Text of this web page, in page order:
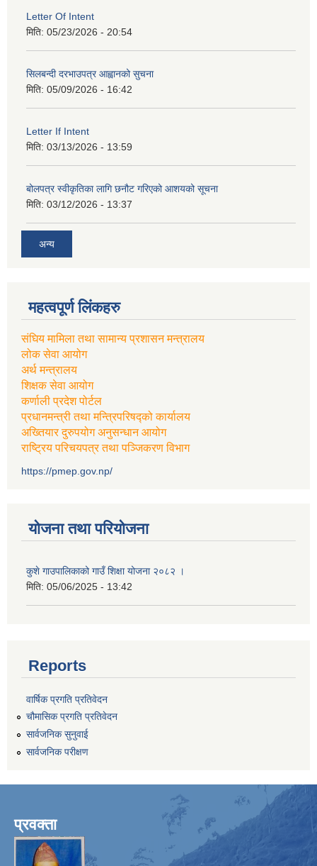
Letter Of Intent
मिति: 05/23/2026 - 20:54
सिलबन्दी दरभाउपत्र आह्वानको सुचना
मिति: 05/09/2026 - 16:42
Letter If Intent
मिति: 03/13/2026 - 13:59
बोलपत्र स्वीकृतिका लागि छनौट गरिएको आशयको सूचना
मिति: 03/12/2026 - 13:37
अन्य
महत्वपूर्ण लिंकहरु
संघिय मामिला तथा सामान्य प्रशासन मन्त्रालय
लोक सेवा आयोग
अर्थ मन्त्रालय
शिक्षक सेवा आयोग
कर्णाली प्रदेश पोर्टल
प्रधानमन्त्री तथा मन्त्रिपरिषद्को कार्यालय
अख्तियार दुरुपयोग अनुसन्धान आयोग
राष्ट्रिय परिचयपत्र तथा पञ्जिकरण विभाग
https://pmep.gov.np/
योजना तथा परियोजना
कुशे गाउपालिकाको गाउँ शिक्षा योजना २०८२ ।
मिति: 05/06/2025 - 13:42
Reports
वार्षिक प्रगति प्रतिवेदन
चौमासिक प्रगति प्रतिवेदन
सार्वजनिक सुनुवाई
सार्वजनिक परीक्षण
प्रवक्ता